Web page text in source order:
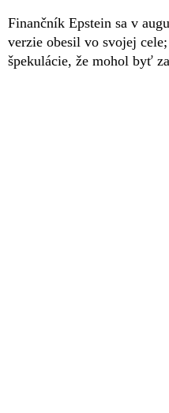
Finančník Epstein sa v
verzie obesil vo svojej
špekulácie, že mohol byť